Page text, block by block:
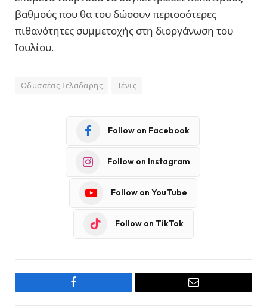
βαθμούς που θα του δώσουν περισσότερες
πιθανότητες συμμετοχής στη διοργάνωση του
Ιουλίου.
Οδυσσέας Γελαδάρης Τένις
Follow on Facebook
Follow on Instagram
Follow on YouTube
Follow on TikTok
Facebook Email